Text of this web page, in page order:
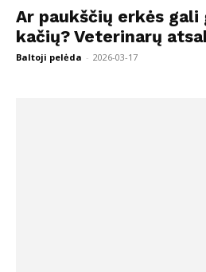
Ar paukščių erkės
kačių? Veterinarų
Baltoji pelėda - 2026-03-17